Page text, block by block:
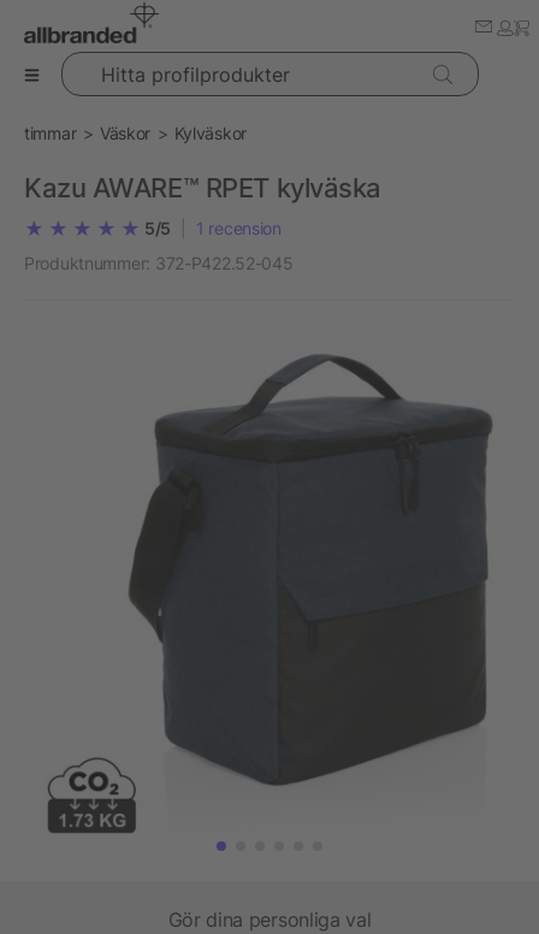
Hitta profilprodukter
timmar Väskor Kylväskor
Kazu AWARE™ RPET kylväska
5/5 1 recension
Produktnummer: 372-P422.52-045
Gör dina personliga val